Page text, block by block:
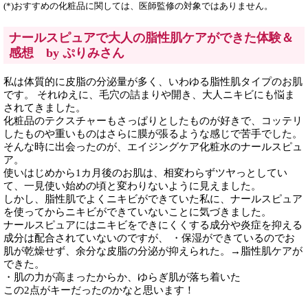
(*)おすすめの化粧品に関しては、医師監修の対象ではありません。
ナールスピュアで大人の脂性肌ケアができた体験＆
感想 by ぷりみさん
私は体質的に皮脂の分泌量が多く、いわゆる脂性肌タイプのお肌
です。 それゆえに、毛穴の詰まりや開き、大人ニキビにも悩ま
されてきました。
化粧品のテクスチャーもさっぱりとしたものが好きで、コッテリ
したものや重いものはさらに膜が張るような感じで苦手でした。
そんな時に出会ったのが、エイジングケア化粧水のナールスピュ
ア。
使いはじめから1カ月後のお肌は、相変わらずツヤっとしてい
て、一見使い始めの頃と変わりないように見えました。
しかし、脂性肌でよくニキビができていた私に、ナールスピュア
を使ってからニキビができていないことに気づきました。
ナールスピュアにはニキビをできにくくする成分や炎症を抑える
成分は配合されていないのですが、 ・保湿ができているのでお
肌が乾燥せず、余分な皮脂の分泌が抑えられた。→脂性肌ケアが
できた。
・肌の力が高まったからか、ゆらぎ肌が落ち着いた
この2点がキーだったのかなと思います！